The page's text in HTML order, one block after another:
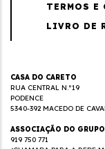
TERMOS E
LIVRO DE
CASA DO CARETO
RUA CENTRAL N.º19
PODENCE
5340-392 MACEDO DE
ASSOCIAÇÃO DO
919 750 771